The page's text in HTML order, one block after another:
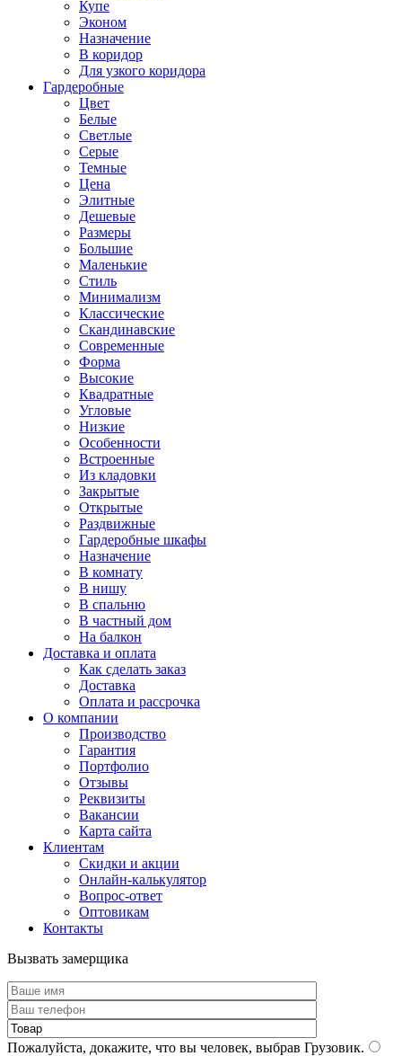
Купе
Эконом
Назначение
В коридор
Для узкого коридора
Гардеробные
Цвет
Белые
Светлые
Серые
Темные
Цена
Элитные
Дешевые
Размеры
Большие
Маленькие
Стиль
Минимализм
Классические
Скандинавские
Современные
Форма
Высокие
Квадратные
Угловые
Низкие
Особенности
Встроенные
Из кладовки
Закрытые
Открытые
Раздвижные
Гардеробные шкафы
Назначение
В комнату
В нишу
В спальню
В частный дом
На балкон
Доставка и оплата
Как сделать заказ
Доставка
Оплата и рассрочка
О компании
Производство
Гарантия
Портфолио
Отзывы
Реквизиты
Вакансии
Карта сайта
Клиентам
Скидки и акции
Онлайн-калькулятор
Вопрос-ответ
Оптовикам
Контакты
Вызвать замерщика
Пожалуйста, докажите, что вы человек, выбрав Грузовик.